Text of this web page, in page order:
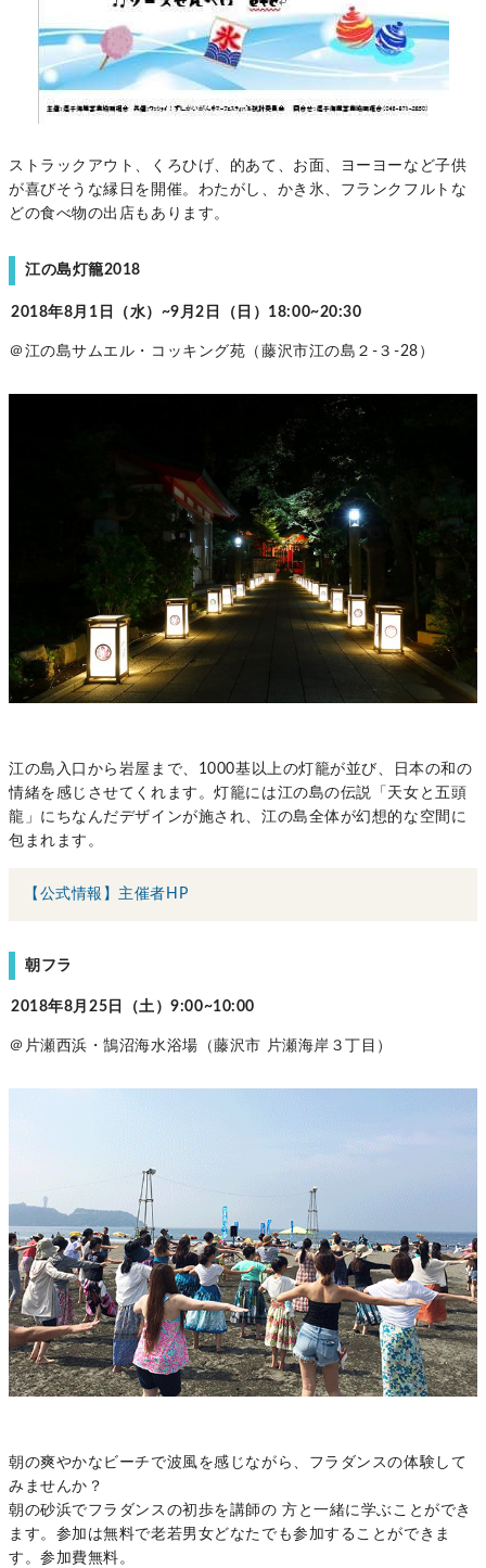
ストラックアウト、くろひげ、的あて、お面、ヨーヨーなど子供
が喜びそうな縁日を開催。わたがし、かき氷、フランクフルトな
どの食べ物の出店もあります。
江の島灯籠2018
2018年8月1日（水）~9月2日（日）18:00~20:30
＠江の島サムエル・コッキング苑（藤沢市江の島２-３-28）
江の島入口から岩屋まで、1000基以上の灯籠が並び、日本の和の
情緒を感じさせてくれます。灯籠には江の島の伝説「天女と五頭
龍」にちなんだデザインが施され、江の島全体が幻想的な空間に
包まれます。
【公式情報】主催者HP
朝フラ
2018年8月25日（土）9:00~10:00
＠片瀬西浜・鵠沼海水浴場（藤沢市 片瀬海岸３丁目）
朝の爽やかなビーチで波風を感じながら、フラダンスの体験して
みませんか？
朝の砂浜でフラダンスの初歩を講師の 方と一緒に学ぶことができ
ます。参加は無料で老若男女どなたでも参加することができま
す。参加費無料。